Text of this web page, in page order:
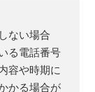
の個人を
よび特性
報」以外の
ビスやご購
ージや広告
ない場合
る電話番号
容や時期に
かる場合が